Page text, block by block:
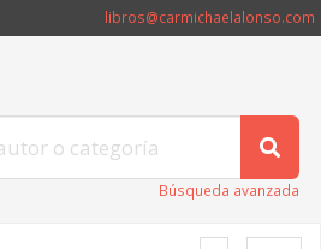
libros@carmichaelalonso.com
Búsqueda avanzada